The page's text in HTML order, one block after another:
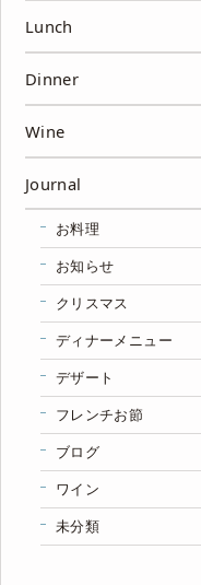
Lunch
Dinner
Wine
Journal
お料理
お知らせ
クリスマス
ディナーメニュー
デザート
フレンチお節
ブログ
ワイン
未分類